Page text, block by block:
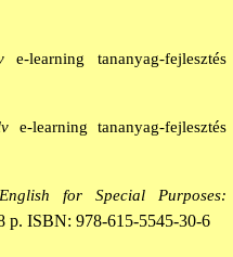
e-learning tananyag-fejlesztés
e-learning tananyag-fejlesztés
for Special Purposes:
p. ISBN: 978-615-5545-30-6